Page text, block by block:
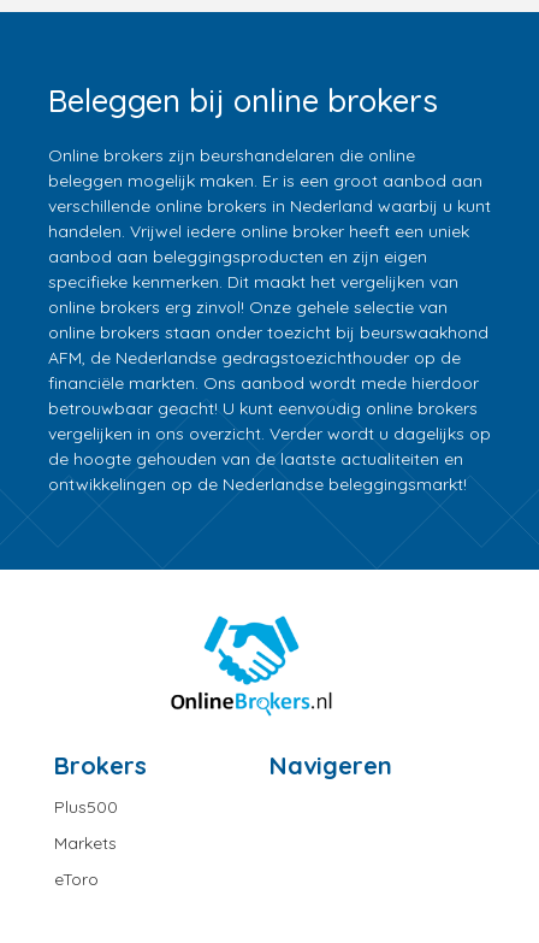
Beleggen bij online brokers
Online brokers zijn beurshandelaren die online
beleggen mogelijk maken. Er is een groot aanbod aan
verschillende online brokers in Nederland waarbij u kunt
handelen. Vrijwel iedere online broker heeft een uniek
aanbod aan beleggingsproducten en zijn eigen
specifieke kenmerken. Dit maakt het vergelijken van
online brokers erg zinvol! Onze gehele selectie van
online brokers staan onder toezicht bij beurswaakhond
AFM, de Nederlandse gedragstoezichthouder op de
financiële markten. Ons aanbod wordt mede hierdoor
betrouwbaar geacht! U kunt eenvoudig online brokers
vergelijken in ons overzicht. Verder wordt u dagelijks op
de hoogte gehouden van de laatste actualiteiten en
ontwikkelingen op de Nederlandse beleggingsmarkt!
Brokers
Plus500
Markets
eToro
Navigeren